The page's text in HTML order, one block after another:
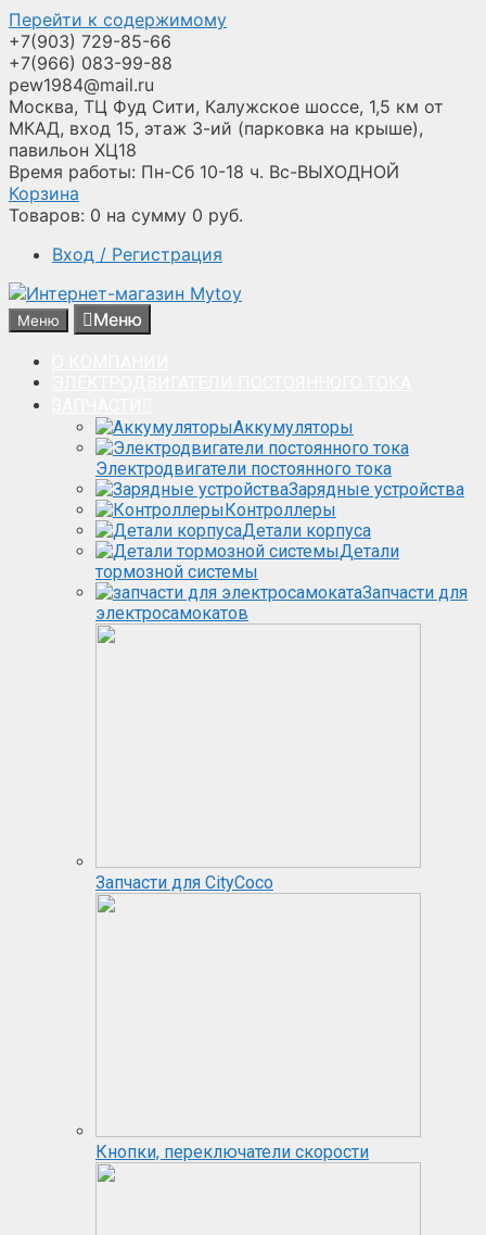
Перейти к содержимому
+7(903) 729-85-66
+7(966) 083-99-88
pew1984@mail.ru
Москва, ТЦ Фуд Сити, Калужское шоссе, 1,5 км от
МКАД, вход 15, этаж 3-ий (парковка на крыше),
павильон ХЦ18
Время работы: Пн-Сб 10-18 ч. Вс-ВЫХОДНОЙ
Корзина
Товаров: 0 на сумму 0 руб.
Вход / Регистрация
Меню Меню
Аккумуляторы
Электродвигатели постоянного тока
Зарядные устройства
Контроллеры
Детали корпуса
Детали
тормозной системы
Запчасти для
электросамокатов
Запчасти для CityCoco
Кнопки, переключатели скорости